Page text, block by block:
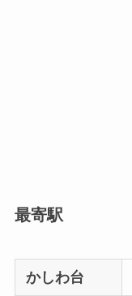
最寄駅
かしわ台